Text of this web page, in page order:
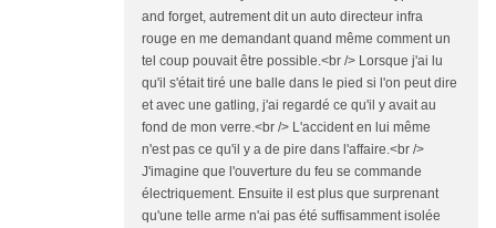
and forget, autrement dit un auto directeur infra
rouge en me demandant quand même comment un
tel coup pouvait être possible.<br /> Lorsque j'ai lu
qu'il s'était tiré une balle dans le pied si l'on peut dire
et avec une gatling, j'ai regardé ce qu'il y avait au
fond de mon verre.<br /> L'accident en lui même
n'est pas ce qu'il y a de pire dans l'affaire.<br />
J'imagine que l'ouverture du feu se commande
électriquement. Ensuite il est plus que surprenant
qu'une telle arme n'ai pas été suffisamment isolée